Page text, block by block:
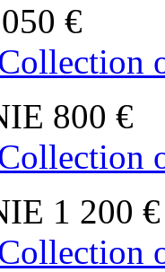
€
800 €
1 200 €